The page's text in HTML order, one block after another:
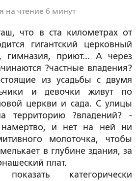
на чтение 6 минут
что в ста километрах от
гигантский церковный
гимназия, приют... А через
?частные владения?
из усадьбы с двумя
и девочки живут по
церкви и сада. С улицы
территорию ?владений? -
намертво, и нет на ней ни
молоточка, чтобы
в глубине здания, за
плат.
категорически